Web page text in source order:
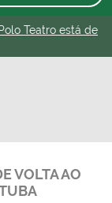
Teatro está de
VOLTA AO